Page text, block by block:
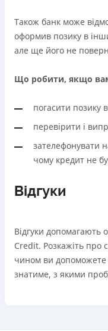
Також банк може
оформив позику в
але ще його не
Що робити, якщо
погасити
перевірити і
зателефонувати
чому кредит не
Відгуки
Відгуки допомагають
Credit. Розкажіть про
чином ви
знатиме, з якими